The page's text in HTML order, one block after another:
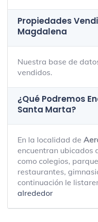
Propiedades
Magdalena
Nuestra base de
vendidos.
¿Qué Podremos
Santa Marta?
En la localidad de
encuentran ubicados
como colegios,
restaurantes,
continuación le
alrededor